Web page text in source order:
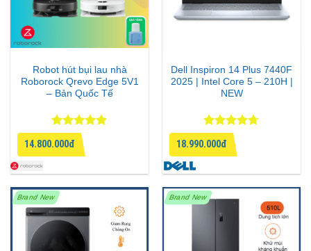
Robot hút bụi lau nhà
Roborock Qrevo Edge 5V1
– Bản Quốc Tế
Được xếp
hạng
55
sao
14.800.000đ
Dell Inspiron 14 Plus 7440F
2025 | Intel Core 5 – 210H |
NEW
Được xếp
hạng
4.67
5 sao
18.990.000đ
Brand New Brand New